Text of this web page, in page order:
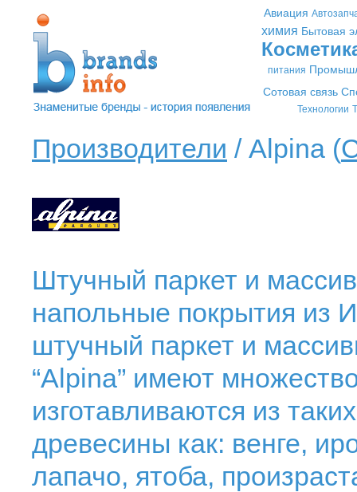
Авиация
химия Бытовая
питания
Сотовая связь
Технологии
Производители / Alpina (
Штучный паркет и
напольные покрытия из
штучный паркет и
“Alpina” имеют
изготавливаются из
древесины как: венге,
лапачо, ятоба,